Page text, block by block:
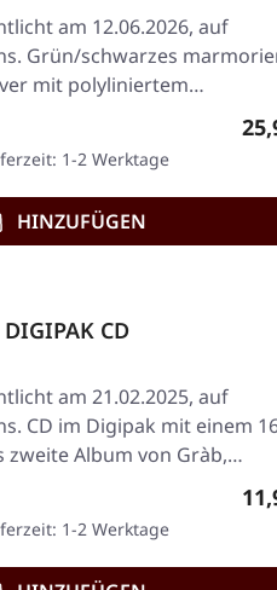
am 12.06.2026, auf
Grün/schwarzes
mit polyliniertem…
1-2 Werktage
HINZUFÜGEN
CD
am 21.02.2025, auf
CD im Digipak mit einem
zweite Album von Gràb,…
1-2 Werktage